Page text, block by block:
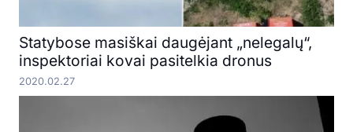
Statybose masiškai daugėjant „nelegalų“,
inspektoriai kovai pasitelkia dronus
2020.02.27